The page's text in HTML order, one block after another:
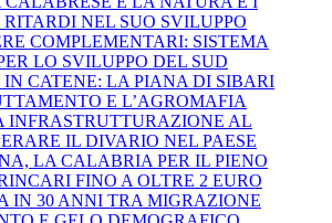
RITARDI NEL SUO SVILUPPO
COMPLEMENTARI: SISTEMA
LO SVILUPPO DEL SUD
CATENE: LA PIANA DI SIBARI
E L’AGROMAFIA
INFRASTRUTTURAZIONE AL
IL DIVARIO NEL PAESE
LA CALABRIA PER IL PIENO
FINO A OLTRE 2 EURO
IN 30 ANNI TRA MIGRAZIONE